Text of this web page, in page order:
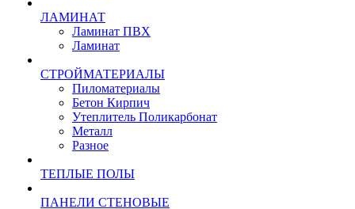
ЛАМИНАТ
Ламинат ПВХ
Ламинат
СТРОЙМАТЕРИАЛЫ
Пиломатериалы
Бетон Кирпич
Утеплитель Поликарбонат
Металл
Разное
ТЕПЛЫЕ ПОЛЫ
ПАНЕЛИ СТЕНОВЫЕ